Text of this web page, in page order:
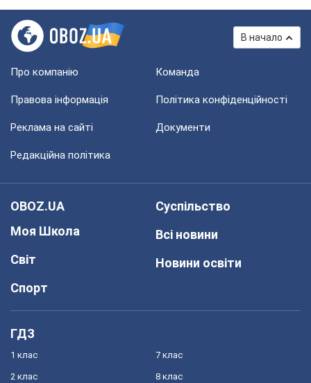
В начало
Про компанію Команда
Правова інформація Політика конфіденційності
Реклама на сайті Документи
Редакційна політика
OBOZ.UA
Моя Школа
Світ
Спорт
Суспільство
Всі новини
Новини освіти
ГДЗ
1 клас
2 клас
7 клас
8 клас